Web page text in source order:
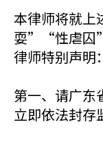
本律师将就
耍”“性虐囚”
律师特别声明：
第一、请广东
立即依法封存